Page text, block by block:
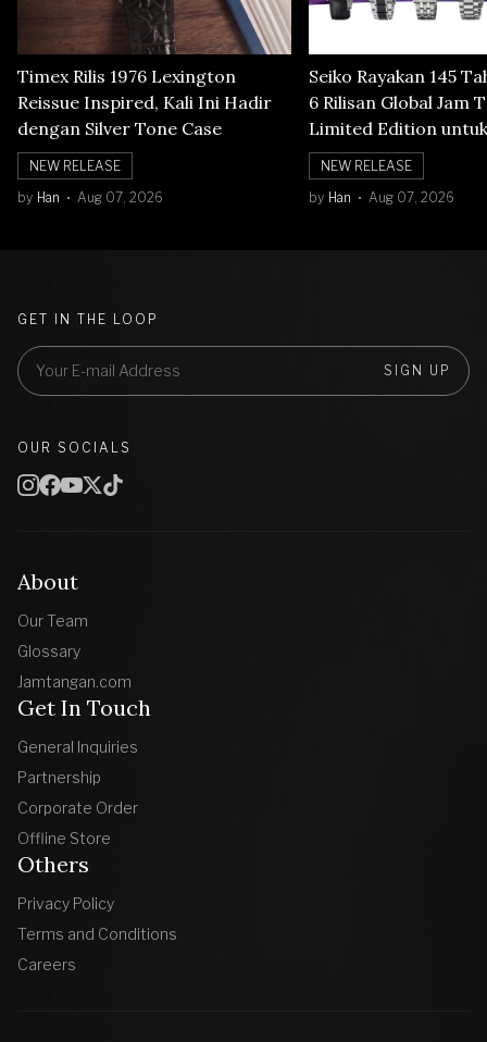
Timex Rilis 1976 Lexington
Reissue Inspired, Kali Ini Hadir
dengan Silver Tone Case
NEW RELEASE
by Han Aug 07, 2026
Seiko Rayakan 145
6 Rilisan Global Jam
Limited Edition untuk
Menghormati Edo
Warna yang
Warisan Tokyo
NEW RELEASE
by Han Aug 07, 2026
About
Our Team
Glossary
Jamtangan.com
Get In Touch
General Inquiries
Partnership
Corporate Order
Offline Store
Others
Privacy Policy
Terms and Conditions
Careers
GET IN THE LOOP
SIGN UP
OUR SOCIALS